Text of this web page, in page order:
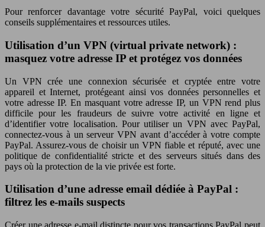
Pour renforcer davantage votre sécurité PayPal, voici quelques
conseils supplémentaires et ressources utiles.
Utilisation d’un VPN (virtual private network) :
masquez votre adresse IP et protégez vos données
Un VPN crée une connexion sécurisée et cryptée entre votre
appareil et Internet, protégeant ainsi vos données personnelles et
votre adresse IP. En masquant votre adresse IP, un VPN rend plus
difficile pour les fraudeurs de suivre votre activité en ligne et
d’identifier votre localisation. Pour utiliser un VPN avec PayPal,
connectez-vous à un serveur VPN avant d’accéder à votre compte
PayPal. Assurez-vous de choisir un VPN fiable et réputé, avec une
politique de confidentialité stricte et des serveurs situés dans des
pays où la protection de la vie privée est forte.
Utilisation d’une adresse email dédiée à PayPal :
filtrez les e-mails suspects
Créer une adresse e-mail distincte pour vos transactions PayPal peut